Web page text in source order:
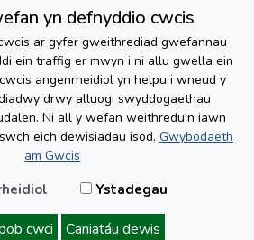
yn defnyddio cwcis
ar gyfer gweithrediad gwefannau
ein traffig er mwyn i ni allu gwella ein
angenrheidiol yn helpu i wneud y
drwy alluogi swyddogaethau
Ni all y wefan weithredu'n iawn
eich dewisiadau isod. Gwybodaeth
am Gwcis
Ystadegau
cwci Caniatáu dewis